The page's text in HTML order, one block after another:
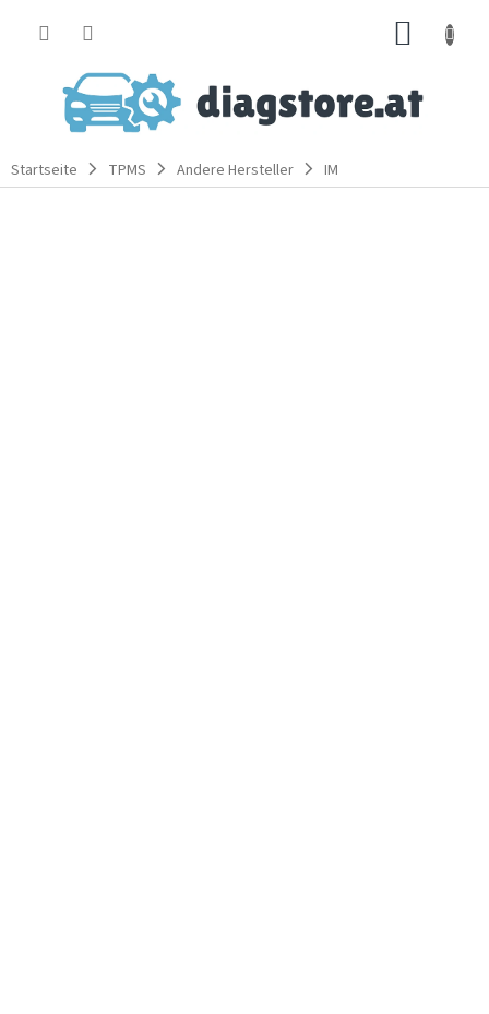
Startseite TPMS Andere Hersteller IM